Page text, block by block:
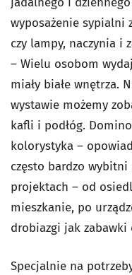
wyposażenie sypialni
czy lampy, naczynia i
– Wielu osobom
miały białe wnętrza.
wystawie możemy
kafli i podłóg.
kolorystyka –
często bardzo
projektach – od
mieszkanie, po
drobiazgi jak zabawki
Specjalnie na